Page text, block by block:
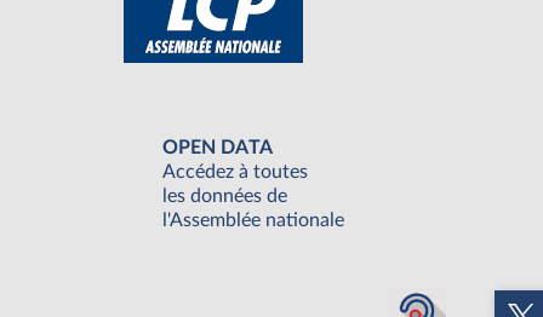
OPEN DATA
Accédez à toutes
les données de
l'Assemblée nationale